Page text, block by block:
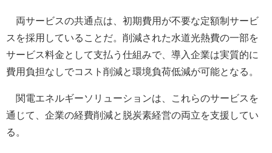
両サービスの共通点は、初期費用が不要な定額制サービ
スを採用していることだ。削減された水道光熱費の一部を
サービス料金として支払う仕組みで、導入企業は実質的に
費用負担なしでコスト削減と環境負荷低減が可能となる。
関電エネルギーソリューションは、これらのサービスを
通じて、企業の経費削減と脱炭素経営の両立を支援してい
る。